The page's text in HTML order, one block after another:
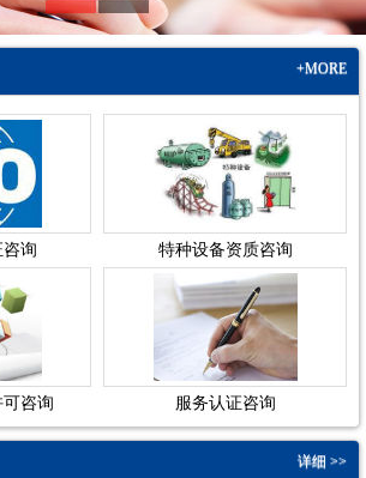
+MORE
询 特种设备资质咨询
咨询 服务认证咨询
详细 >>